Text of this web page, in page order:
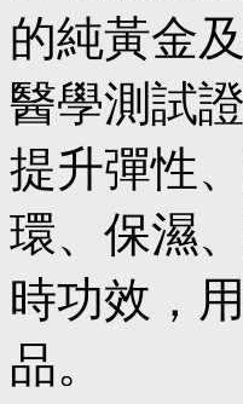
的純黃金
醫學測試
提升彈性
環、保濕
時功效，
品。